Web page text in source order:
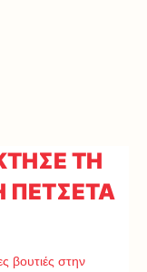
ΤΗ
ΠΕΤΣΕΤΑ
βουτιές στην